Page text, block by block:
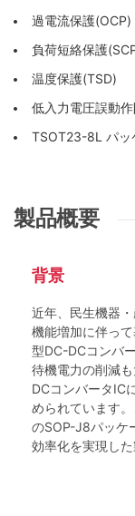
過電流保護(OCP)
負荷短絡保護
温度保護(TSD)
低入力電圧誤動
TSOT23-8L パッ
製品概要
背景
近年、民生機器
機能増加に伴っ
型DC-DCコンバ
待機電力の削減
DCコンバータIC
められています
のSOP-J8パッケ
効率化を実現した